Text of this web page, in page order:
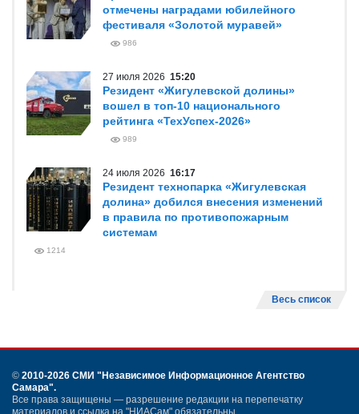
отмечены наградами юбилейного
фестиваля «Золотой муравей»
986
27 июля 2026 15:20
Резидент «Жигулевской долины»
вошел в топ-10 национального
рейтинга «ТехУспех-2026»
989
24 июля 2026 16:17
Резидент технопарка «Жигулевская
долина» добился внесения изменений
в правила по противопожарным
системам
1214
Весь список
© 2010-2026 СМИ "Независимое Информационное Агентство
Самара".
Все права защищены — разрешение редакции на перепечатку
материалов и ссылка на "НИАСам" обязательны.